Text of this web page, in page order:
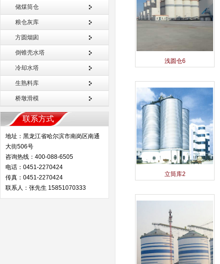
储煤筒仓
粮仓灰库
方圆烟囱
倒锥壳水塔
冷却水塔
生熟料库
桥墩滑模
联系方式
地址：黑龙江省哈尔滨市南岗区南通
大街506号
咨询热线：400-088-6505
电话：0451-2270424
传真：0451-2270424
联系人：张先生 15851070333
浅圆仓6
立筒库2